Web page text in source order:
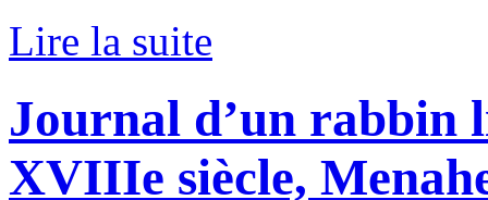
Lire la suite
Journal d’un rabbin
XVIIIe siècle,